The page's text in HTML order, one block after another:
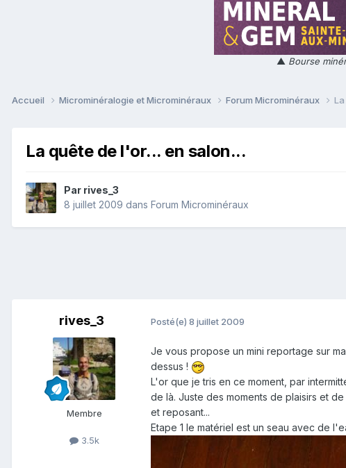
▲ Bourse
Accueil Microminéralogie et Microminéraux Forum Microminéraux
La quête de l'or... en salon...
Par rives_3
8 juillet 2009 dans Forum Microminéraux
rives_3
Membre
3.5k
Posté(e) 8 juillet 2009
Je vous propose un mini reportage sur
dessus !
L'or que je tris en ce moment, par
de là. Juste des moments de plaisirs et
et reposant...
Etape 1 le matériel est un seau avec de